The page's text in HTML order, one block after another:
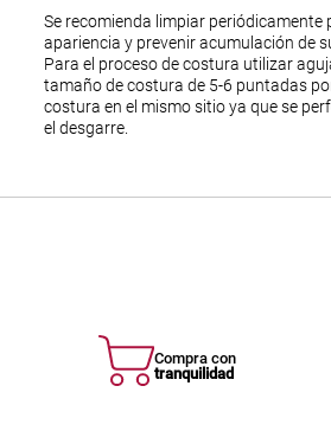
Se recomienda limpiar periódicamente
apariencia y prevenir acumulación de
Para el proceso de costura utilizar
tamaño de costura de 5-6 puntadas
costura en el mismo sitio ya que se
el desgarre.
Compra con
tranquilidad